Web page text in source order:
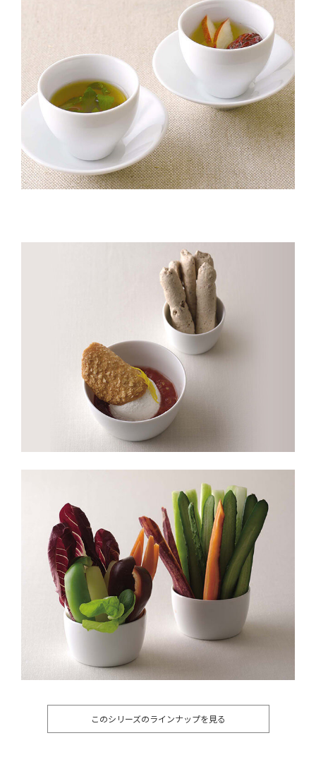
このシリーズのラインナップを見る